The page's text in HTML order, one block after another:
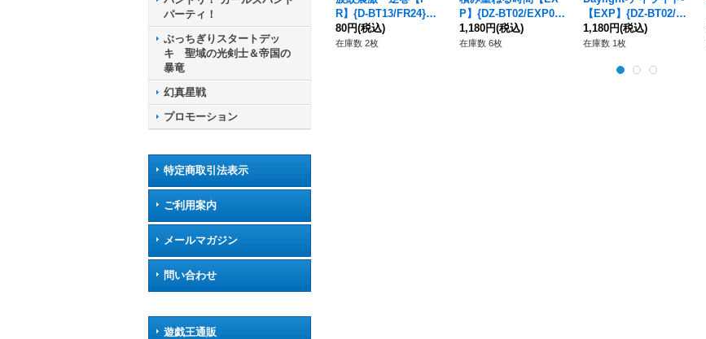
パーティ！
ぶっちぎりスタートデッ
キ 聖域の光剣士＆帝国の
暴竜
幻真星戦
プロモーション
特定商取引法表示
ご利用案内
メールマガジン
問い合わせ
遊戯王通販
R】{D-BT13/FR24}
《ブラントゲート》
80円(税込)
在庫数 2枚
P】{DZ-BT02/EXP04}
《BanGDream!》
1,180円(税込)
在庫数 6枚
【EXP】{DZ-BT02/EX
P09}《BanGDream!》
1,180円(税込)
在庫数 1枚